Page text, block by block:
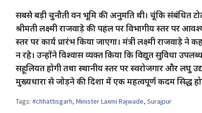
सबसे बड़ी चुनौती वन भूमि की अनुमति थी। चूंकि संबंधित
श्रीमती लक्ष्मी राजवाड़े की पहल पर विभागीय स्तर पर
स्तर पर कार्य प्रारंभ किया जाएगा। मंत्री लक्ष्मी राजवाड़े
न रहे। उन्होंने विश्वास व्यक्त किया कि विद्युत सुविधा
सहूलियत होगी तथा स्थानीय स्तर पर स्वरोजगार और लघु
मुख्यधारा से जोड़ने की दिशा में एक महत्वपूर्ण कदम सिद्ध
Tags: #chhattisgarh, Minister Laxmi Rajwade, Surajpur